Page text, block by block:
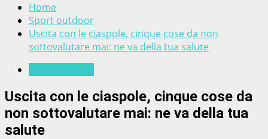
Home
Sport outdoor
Uscita con le ciaspole, cinque cose da non
sottovalutare mai: ne va della tua salute
Uscita con le ciaspole, cinque cose da
non sottovalutare mai: ne va della tua
salute